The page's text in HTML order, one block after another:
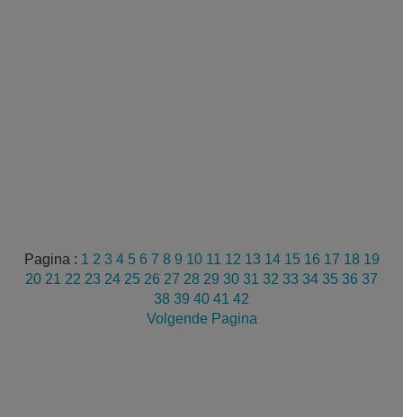
Pagina : 1 2 3 4 5 6 7 8 9 10 11 12 13 14 15 16 17 18 19
20 21 22 23 24 25 26 27 28 29 30 31 32 33 34 35 36 37
38 39 40 41 42
Volgende Pagina